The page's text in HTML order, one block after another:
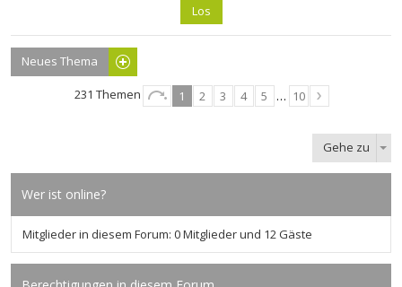
Neues Thema
231 Themen 1 2 3 4 5 … 10
Gehe zu
Wer ist online?
Mitglieder in diesem Forum: 0 Mitglieder und 12 Gäste